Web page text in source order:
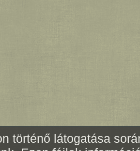
történő látogatása